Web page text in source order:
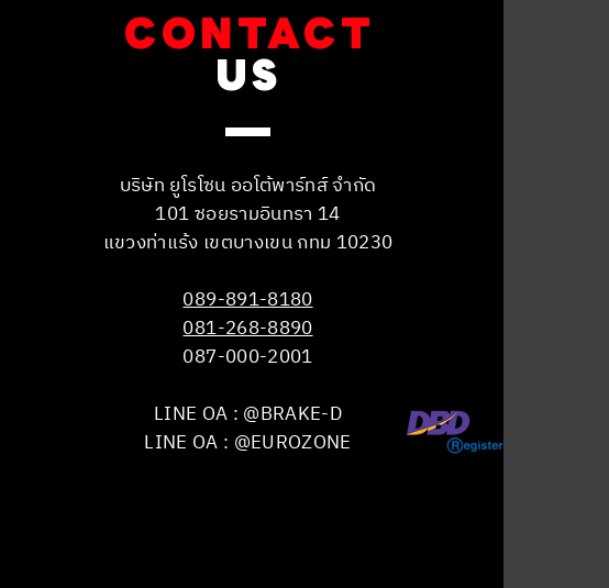
CONTACT
US
บริษัท ยูโรโซน ออโต้พาร์ทส์ จำกัด
101 ซอยรามอินทรา 14
แขวงท่าแร้ง เขตบางเขน กทม 10230
089-891-8180
081-268-8890
087-000-2001
LINE OA : @BRAKE-D
LINE OA : @EUROZONE